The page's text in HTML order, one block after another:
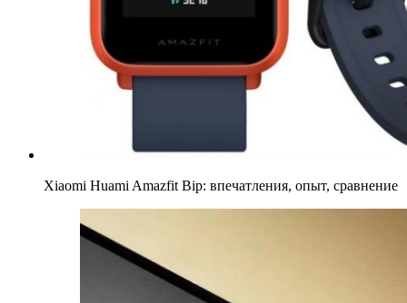
Xiaomi Huami Amazfit Bip: впечатления, опыт, сравнение